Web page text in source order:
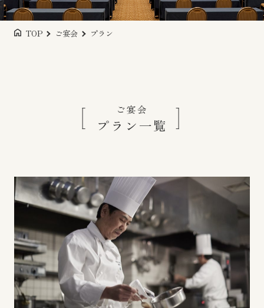
TOP ご宴会 プラン
ご宴会
プラン一覧